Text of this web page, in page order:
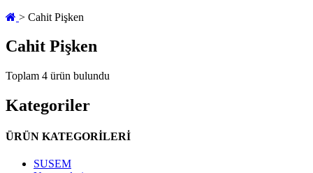
> Cahit Pişken
Cahit Pişken
Toplam 4 ürün bulundu
Kategoriler
ÜRÜN KATEGORİLERİ
SUSEM